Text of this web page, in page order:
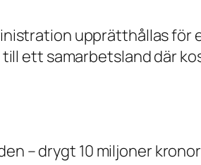
upprätthållas för
ett samarbetsland där
– drygt 10 miljoner